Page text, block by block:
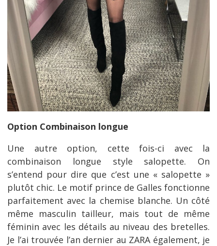
Option Combinaison longue
Une autre option, cette fois-ci avec la
combinaison longue style salopette. On
s’entend pour dire que c’est une « salopette »
plutôt chic. Le motif prince de Galles fonctionne
parfaitement avec la chemise blanche. Un côté
même masculin tailleur, mais tout de même
féminin avec les détails au niveau des bretelles.
Je l’ai trouvée l’an dernier au ZARA également, je